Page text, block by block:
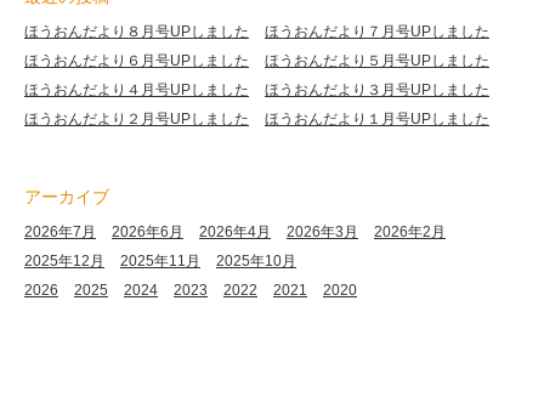
ほうおんだより８月号UPしました
ほうおんだより７月号UPしました
ほうおんだより６月号UPしました
ほうおんだより５月号UPしました
ほうおんだより４月号UPしました
ほうおんだより３月号UPしました
ほうおんだより２月号UPしました
ほうおんだより１月号UPしました
アーカイブ
2026年7月 2026年6月 2026年4月 2026年3月
2026年2月
2025年12月
2025年11月
2025年10月
2026
2025 2024 2023 2022 2021 2020